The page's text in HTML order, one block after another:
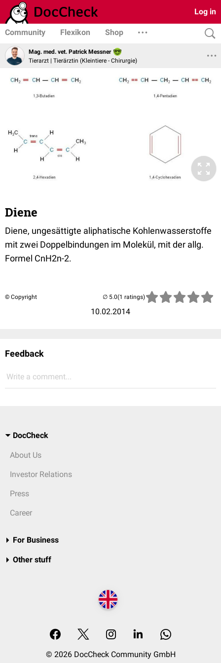
Log in
Community Flexikon Shop
Mag. med. vet. Patrick Messner
Tierarzt | Tierärztin (Kleintiere - Chirurgie)
Diene
Diene, ungesättigte aliphatische Kohlenwasserstoffe
mit zwei Doppelbindungen im Molekül, mit der allg.
Formel CnH2n-2.
© Copyright
10.02.2014
(1 ratings)
Feedback
Write a comment...
DocCheck
About Us
Investor Relations
Press
Career
For Business
Other stuff
© 2026 DocCheck Community GmbH